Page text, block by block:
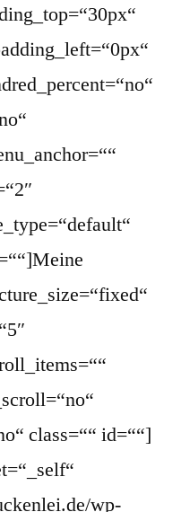
class=““ id=““]
wp-